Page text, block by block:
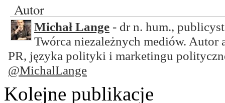
Autor
Michał Lange - dr n. hum.,
Twórca niezależnych mediów. Autor
PR, języka polityki i marketingu
@MichalLange
Kolejne publikacje